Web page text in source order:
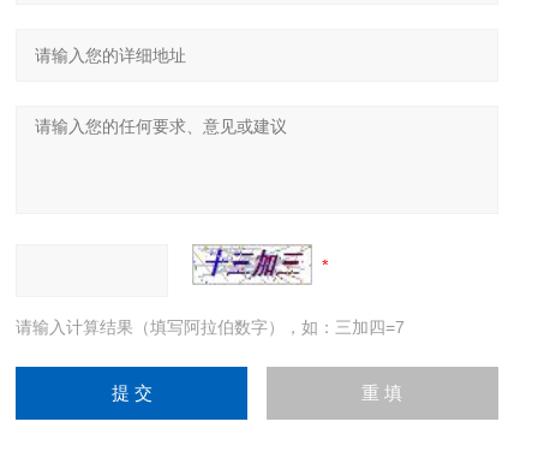
请输入计算结果（填写阿拉伯数字），如：三加四=7